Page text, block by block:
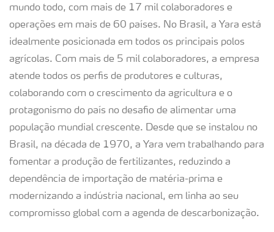
mundo todo, com mais de 17 mil colaboradores e
operações em mais de 60 países. No Brasil, a Yara está
idealmente posicionada em todos os principais polos
agrícolas. Com mais de 5 mil colaboradores, a empresa
atende todos os perfis de produtores e culturas,
colaborando com o crescimento da agricultura e o
protagonismo do país no desafio de alimentar uma
população mundial crescente. Desde que se instalou no
Brasil, na década de 1970, a Yara vem trabalhando para
fomentar a produção de fertilizantes, reduzindo a
dependência de importação de matéria-prima e
modernizando a indústria nacional, em linha ao seu
compromisso global com a agenda de descarbonização.